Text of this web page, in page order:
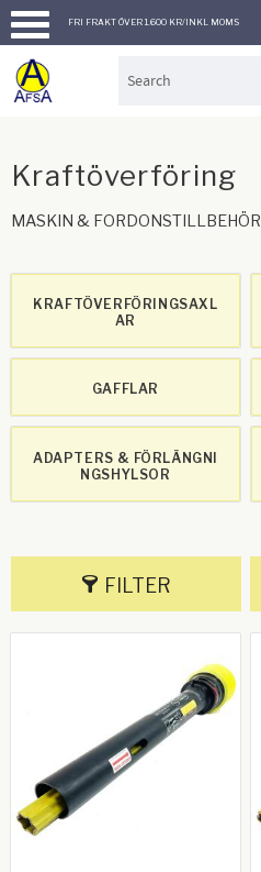
Menu
FRI FRAKT ÖVER 1.600 KR/INKL MOMS
Kraftöverföring
MASKIN & FORDONSTILLBEHÖR
KRAFTÖVERFÖRINGSAXL
AR
GAFFLAR
ADAPTERS & FÖRLÄNGNI
NGSHYLSOR
FILTER